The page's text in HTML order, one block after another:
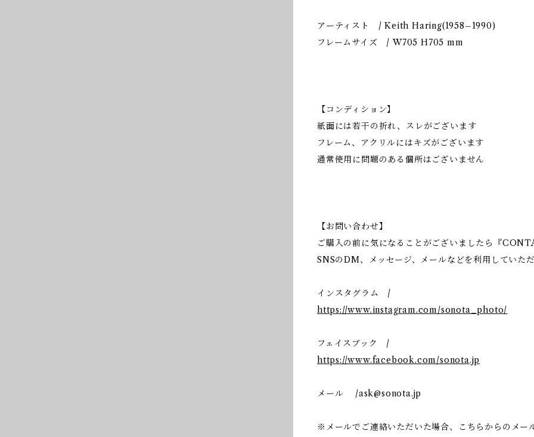
アーティスト / Keith Haring(1958–1990)
フレームサイズ / W705 H705 mm
【コンディション】
紙面には若干の折れ、スレがございます
フレーム、アクリルにはキズがございます
通常使用に問題のある個所はございません
【お問い合わせ】
ご購入の前に気になることがございましたら『
SNSのDM、メッセージ、メールなどを利用していた
インスタグラム /
https://www.instagram.com/sonota_photo/
フェイスブック /
https://www.facebook.com/sonota.jp
メール /ask@sonota.jp
※メールでご連絡いただいた場合、こちらからのメー